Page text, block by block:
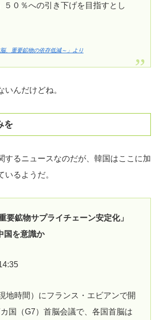
５０％への引き下げを目指すとし
、重要鉱物の依存低減～」より
いんだけどね。
を
するニュースなのだが、韓国はここに加
いるようだ。
要鉱物サプライチェーン安定化」
国を意識か
地時間）にフランス・エビアンで開
国（G7）首脳会議で、各国首脳は